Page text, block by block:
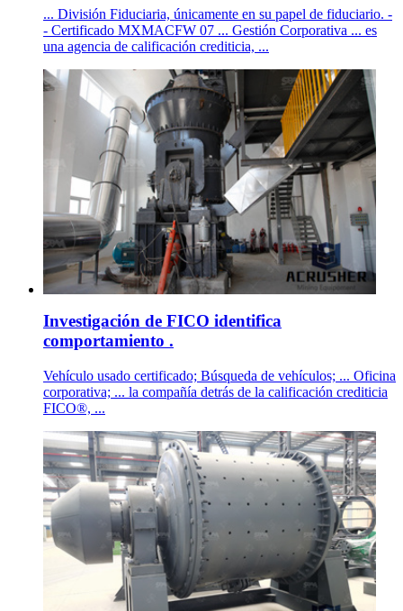
... División Fiduciaria, únicamente en su papel de fiduciario. -
- Certificado MXMACFW 07 ... Gestión Corporativa ... es
una agencia de calificación crediticia, ...
Investigación de FICO identifica
comportamiento .
Vehículo usado certificado; Búsqueda de vehículos; ... Oficina
corporativa; ... la compañía detrás de la calificación crediticia
FICO®, ...